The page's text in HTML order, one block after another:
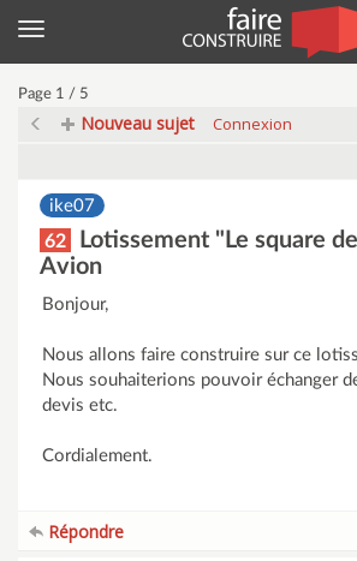
Menu
Page 1 / 5
Nouveau sujet Connexion
ike07
62
Lotissement "Le square
Avion
Bonjour,
Nous allons faire construire sur ce
Nous souhaiterions pouvoir échanger
devis etc.
Cordialement.
Répondre